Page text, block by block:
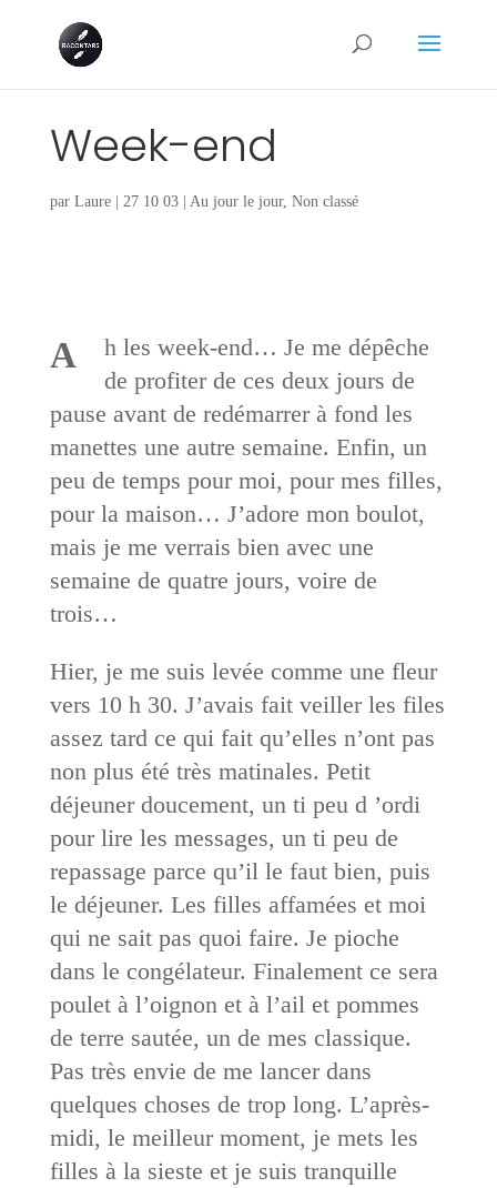
Week-end
par Laure| 27 10 03| Au jour le jour, Non classé
A
h les week-end… Je me dépêche
de profiter de ces deux jours de
pause avant de redémarrer à fond les
manettes une autre semaine. Enfin, un
peu de temps pour moi, pour mes filles,
pour la maison… J’adore mon boulot,
mais je me verrais bien avec une
semaine de quatre jours, voire de
trois…
Hier, je me suis levée comme une fleur
vers 10 h 30. J’avais fait veiller les files
assez tard ce qui fait qu’elles n’ont pas
non plus été très matinales. Petit
déjeuner doucement, un ti peu d ’ordi
pour lire les messages, un ti peu de
repassage parce qu’il le faut bien, puis
le déjeuner. Les filles affamées et moi
qui ne sait pas quoi faire. Je pioche
dans le congélateur. Finalement ce sera
poulet à l’oignon et à l’ail et pommes
de terre sautée, un de mes classique.
Pas très envie de me lancer dans
quelques choses de trop long. L’après-
midi, le meilleur moment, je mets les
filles à la sieste et je suis tranquille